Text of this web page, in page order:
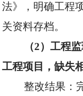
法》，明确工程
关资料存档。
（2）工程
工程项目，缺失
整改结果：